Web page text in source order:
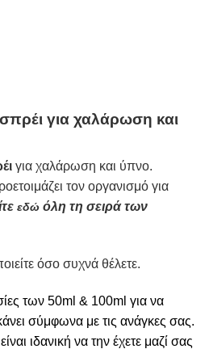
για χαλάρωση και
για χαλάρωση και ύπνο.
τον οργανισμό για
εδώ όλη τη σειρά των
όσο συχνά θέλετε.
των 50ml & 100ml για να
σύμφωνα με τις ανάγκες σας.
ιδανική να την έχετε μαζί σας